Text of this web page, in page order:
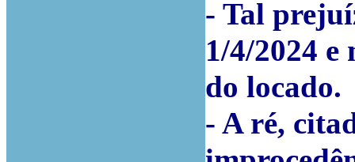
- Tal
1/4/2024 e
do locado.
- A ré,